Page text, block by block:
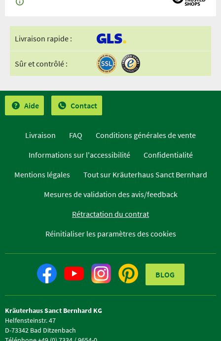
Livraison rapide :
Sûr et contrôlé :
Aide Contact
Livraison FAQ
Conditions générales de vente
Informations sur l'accessibilité
Confidentialité
Mentions légales
Tout sur Kräuterhaus Sanct Bernhard
Mesures de validation des avis/feedback
Rétractation du contrat
Réinitialiser les paramètres des cookies
BLOG
Kräuterhaus Sanct Bernhard KG
Helfensteinstr. 47
D-73342 Bad Ditzenbach